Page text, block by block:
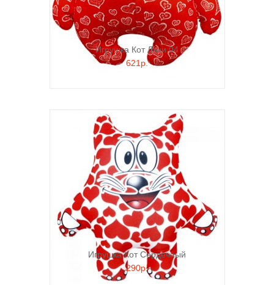
Игрушка Кот Лаки 04
621р.
Игрушка Кот Сердечный
290р.